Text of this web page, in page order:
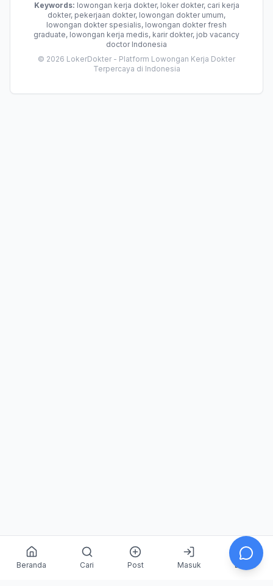
Keywords: lowongan kerja dokter, loker dokter, cari kerja
dokter, pekerjaan dokter, lowongan dokter umum,
lowongan dokter spesialis, lowongan dokter fresh
graduate, lowongan kerja medis, karir dokter, job vacancy
doctor Indonesia
© 2026 LokerDokter - Platform Lowongan Kerja Dokter
Terpercaya di Indonesia
Beranda Cari Post Masuk Daftar